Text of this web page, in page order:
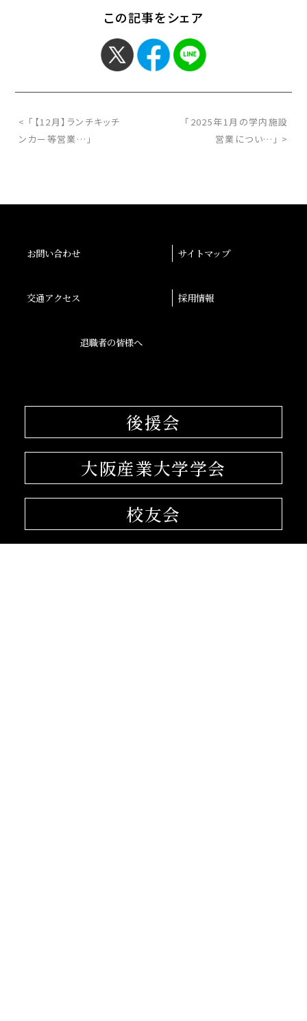
この記事をシェア
< 「【12月】ランチキッチ
ンカー等営業…」
「2025年1月の学内施設
営業につい…」 >
お問い合わせ サイトマップ
交通アクセス 採用情報
退職者の皆様へ
後援会
大阪産業大学学会
校友会